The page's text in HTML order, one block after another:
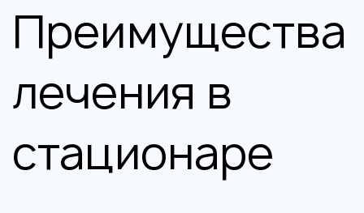
Преимущества
лечения в
стационаре